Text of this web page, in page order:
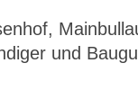
und